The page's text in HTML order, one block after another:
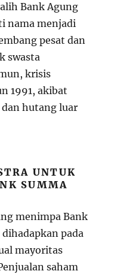
Bank Agung
nama menjadi
pesat dan
swasta
krisis
1991, akibat
hutang luar
UNTUK
SUMMA
menimpa Bank
pada
mayoritas
saham